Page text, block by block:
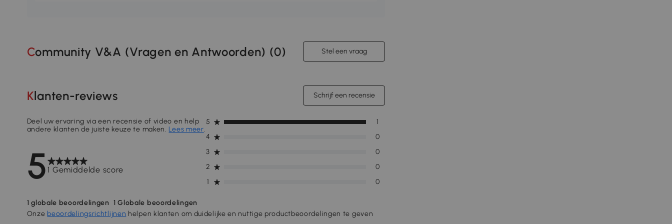
Community V&A (Vragen en Antwoorden) (0) Stel een vraag
Klanten-reviews Schrijf een recensie
51 Gemiddelde score
Deel uw ervaring via een recensie of video en help
andere klanten de juiste keuze te maken. Lees meer.
1 0
2 0
3 0
4 0
5 1
1 globale beoordelingen 1 Globale beoordelingen
Onze beoordelingsrichtlijnen helpen klanten om duidelijke en nuttige productbeoordelingen te geven